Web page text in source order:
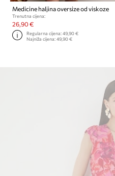
Medicine haljina oversize od viskoze
Trenutna cijena:
26,90 €
Regularna cijena:49,90 €
Najniža cijena:49,90 €